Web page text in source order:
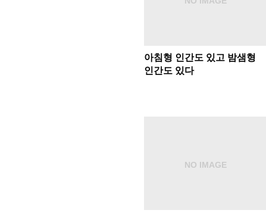
아침형 인간도 있고 밤샘형
인간도 있다